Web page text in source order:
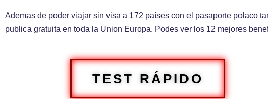
Ademas de poder viajar sin visa a 172 países con el pasaporte polaco
publica gratuita en toda la Union Europa. Podes ver los 12 mejores
TEST RÁPIDO